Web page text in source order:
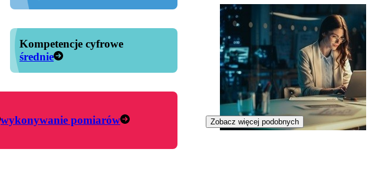
Kompetencje cyfrowe
średnie
wykonywanie pomiarów
Zobacz więcej podobnych